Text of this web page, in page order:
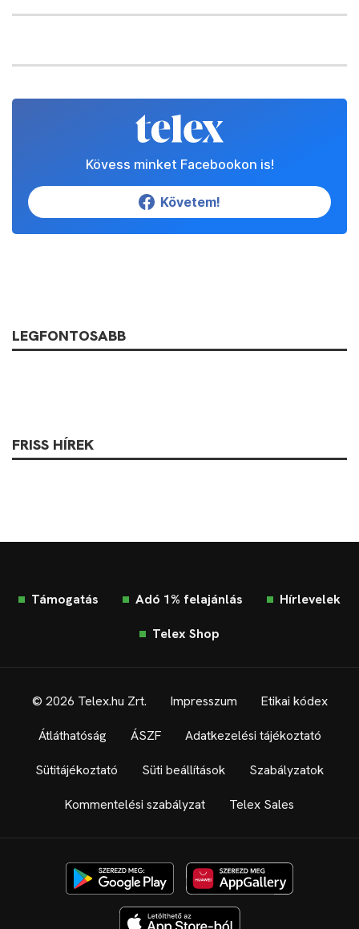
Kövess minket Facebookon is!
Követem!
LEGFONTOSABB
FRISS HÍREK
Támogatás Adó 1% felajánlás Hírlevelek
Telex Shop
© 2026 Telex.hu Zrt. Impresszum Etikai kódex
Átláthatóság ÁSZF Adatkezelési tájékoztató
Sütitájékoztató Süti beállítások Szabályzatok
Kommentelési szabályzat Telex Sales